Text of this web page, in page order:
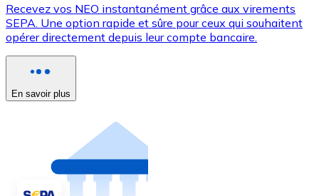
Recevez vos NEO instantanément grâce aux virements
SEPA. Une option rapide et sûre pour ceux qui souhaitent
opérer directement depuis leur compte bancaire.
En savoir plus